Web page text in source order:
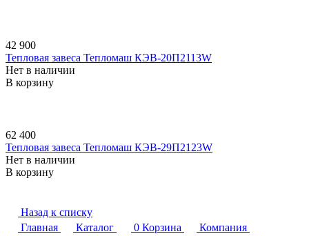
42 900
Тепловая завеса Тепломаш КЭВ-20П2113W
Нет в наличии
В корзину
62 400
Тепловая завеса Тепломаш КЭВ-29П2123W
Нет в наличии
В корзину
Назад к списку
Главная
Каталог 0 Корзина
Компания